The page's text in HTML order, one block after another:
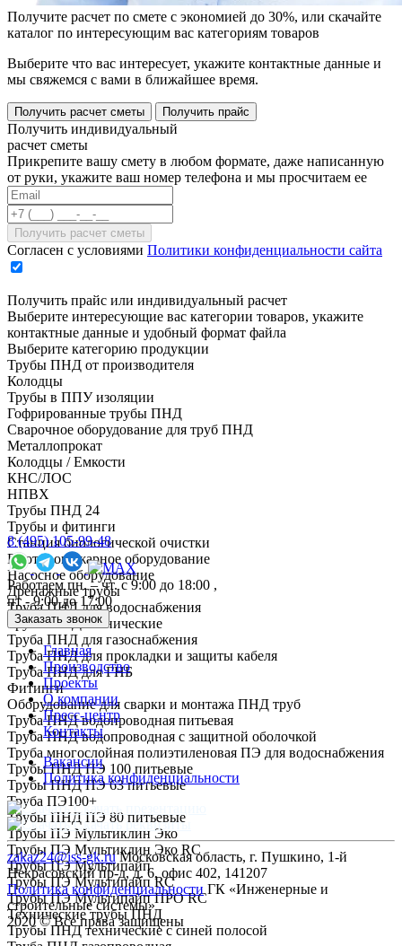
Получите расчет по смете с экономией до 30%, или скачайте
каталог по интересующим вас категориям товаров
Выберите что вас интересует, укажите контактные данные и
мы свяжемся с вами в ближайшее время.
Получить расчет сметы Получить прайс
Получить индивидуальный
расчет сметы
Прикрепите вашу смету в любом формате, даже написанную
от руки, укажите ваш номер телефона и мы просчитаем ее
Согласен с условиями Политики конфиденциальности сайта
Получить прайс или индивидуальный расчет
Выберите интересующие вас категории товаров, укажите
контактные данные и удобный формат файла
Выберите категорию продукции
Трубы ПНД от производителя
Колодцы
Трубы в ППУ изоляции
Гофрированные трубы ПНД
Сварочное оборудование для труб ПНД
Металлопрокат
Колодцы / Емкости
КНС/ЛОС
НПВХ
Трубы ПНД 24
Трубы и фитинги
Cтанция биологической очистки
Противопожарное оборудование
Насосное оборудование
Дренажные трубы
Труба ПНД для водоснабжения
Трубы ПНД технические
Труба ПНД для газоснабжения
Труба ПНД для прокладки и защиты кабеля
Труба ПНД для ГНБ
Фитинги
Оборудование для сварки и монтажа ПНД труб
Труба ПНД водопроводная питьевая
Труба ПНД водопроводная с защитной оболочкой
Труба многослойная полиэтиленовая ПЭ для водоснабжения
Трубы ПНД ПЭ 100 питьевые
Трубы ПНД ПЭ 63 питьевые
Труба ПЭ100+
Трубы ПНД ПЭ 80 питьевые
Трубы ПЭ Мультиклин Эко
Трубы ПЭ Мультиклин Эко RC
Трубы ПЭ Мультипайп
Трубы ПЭ Мультипайп RC
Трубы ПЭ Мультипайп ПРО RC
Технические трубы ПНД
Трубы ПНД технические с синей полосой
8 (495) 105-99-48
Работаем пн. – чт. с 9:00 до 18:00 ,
пт - 9:00 до 17:00
Заказать звонок
Главная
Производство
Проекты
О компании
Пресс-центр
Контакты
Вакансии
Политика конфиденциальности
Скачать презентацию
Скачать реквизиты
zakaz24@iss-gk.ru Московская область, г. Пушкино, 1-й
Некрасовский пр-д, д. 6, офис 402, 141207
Политика конфиденциальности ГК «Инженерные и
строительные системы»
2020 © Все права защищены